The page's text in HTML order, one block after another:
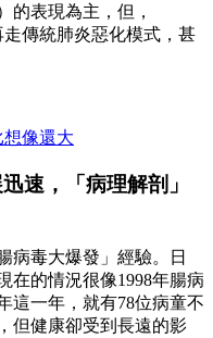
的表現為主，但，
傳統肺炎惡化模式，甚
想像還大
速，「病理解剖」
病毒大爆發」經驗。日
在的情況很像1998年腸病
這一年，就有78位病童不
但健康卻受到長遠的影